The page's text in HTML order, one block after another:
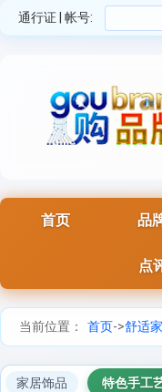
通行证 | 帐号:
首页 品
点
当前位置： 首页->舒适
家居饰品 特色手工